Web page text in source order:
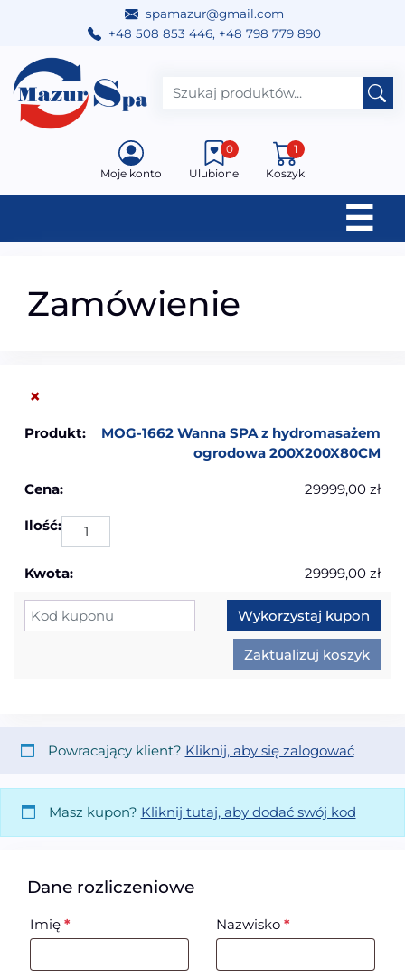
spamazur@gmail.com
+48 508 853 446, +48 798 779 890
Przejdź do treści
Main Navigation
Moje konto Ulubione
0
Koszyk
1
☰
Zamówienie
×
MOG-1662 Wanna SPA z hydromasażem
ogrodowa 200X200X80CM
29999,00 zł
29999,00 zł
Kupon:
Wykorzystaj kupon
Zaktualizuj koszyk
Powracający klient? Kliknij, aby się zalogować
Masz kupon? Kliknij tutaj, aby dodać swój kod
Dane rozliczeniowe
Imię * Nazwisko *